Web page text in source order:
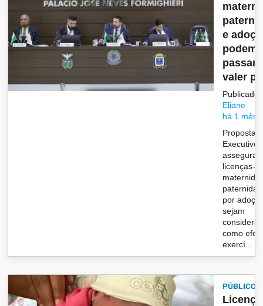
e
podem
passar
valer
Publicado
Eliane
há 1 mês
Proposta
Executivo
assegura
licenças-
por
sejam
como
exercí...
PÚBLICO